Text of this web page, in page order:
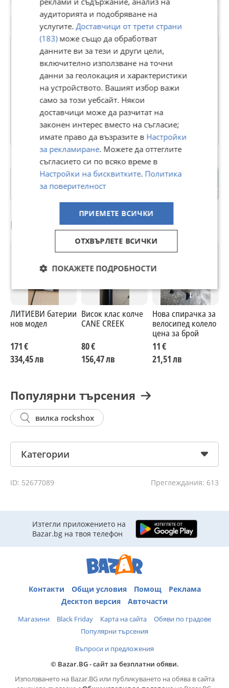
Crown OD (mm)-69
Max recommended system weight -331lbs/150kg
Max Air Pressure (PSI)-194
Part Weight (g)-
Разгледайте и другите ми обяви за комбинирана цена /
транспорт .
Premium
Потребител 3517966
В Bazar.BG от 13 октомври 2022г.
Последно активен вчера в 08:28 ч.
21 Обяви
Център
гр. Шумен
Препоръчани за теб
ЛИТИЕВИ батерии
нов модел
171 €
334,45 лв
Висок клас колче
CANE CREEK
80 €
156,47 лв
Нова спирачка за
велосипед колело
цена за брой
11 €
21,51 лв
Популярни търсения
вилка rockshox
Категории
ID: 52677089 Преглеждания: 613
Изтегли приложението на
Bazar.bg на твоя телефон
Контакти Общи условия Помощ
Реклама
Десктоп версия
Авточасти
Магазини Black Friday Карта на сайта
Обяви по градове
Популярни търсения
Въпроси и предложения
© Bazar.BG - сайт за безплатни обяви.
Използването на Bazar.BG или публикуването на обява в сайта
аудиторията и подобряване на
услугите. Доставчици от трети страни
(183)може също да обработват
данните ви за тези и други цели,
включително използване на точни
данни за геолокация и характеристики
на устройството. Вашият избор важи
само за този уебсайт. Някои
доставчици може да разчитат на
законен интерес вместо на съгласие;
имате право да възразите в Настройки
за рекламиране. Можете да оттеглите
съгласието си по всяко време в
Настройки на бисквитките. Политика
за поверителност
ПРИЕМЕТЕ ВСИЧКИ
ОТХВЪРЛЕТЕ ВСИЧКИ
ПОКАЖЕТЕ ПОДРОБНОСТИ